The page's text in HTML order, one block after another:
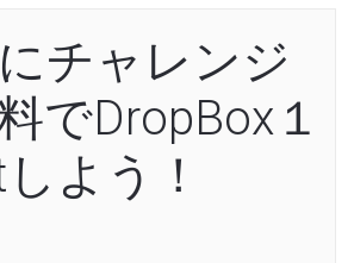
チャレンジ
でDropBox１
よう！